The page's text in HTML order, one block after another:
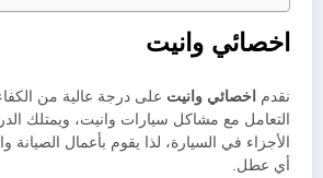
اخصائي وانيت
نقدم اخصائي وانيت على درجة عالية من
التعامل مع مشاكل سيارات وانيت، ويمتلك
الأجزاء في السيارة، لذا يقوم بأعمال
أي عطل.